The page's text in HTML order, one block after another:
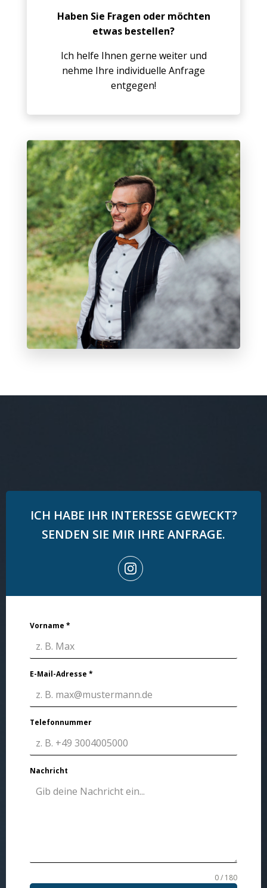
Haben Sie Fragen oder möchten
etwas bestellen?
Ich helfe Ihnen gerne weiter und
nehme Ihre individuelle Anfrage
entgegen!
ICH HABE IHR INTERESSE GEWECKT?
SENDEN SIE MIR IHRE ANFRAGE.
Vorname *
E-Mail-Adresse *
Telefonnummer
Nachricht
0 / 180